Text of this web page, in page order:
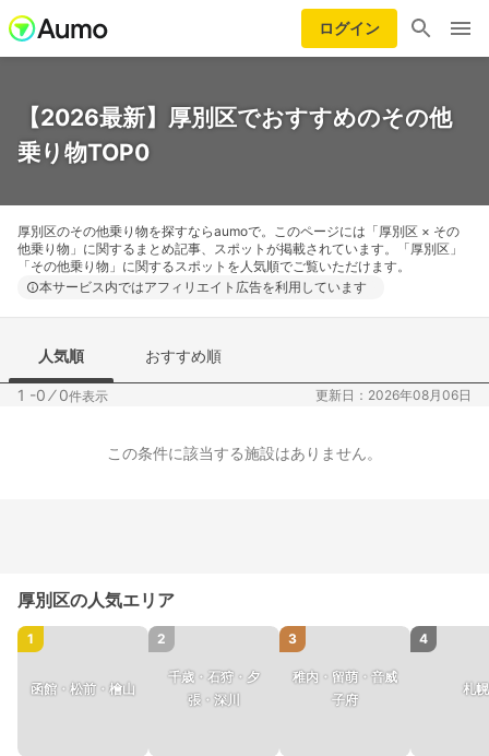
ログイン
【2026最新】厚別区でおすすめのその他
乗り物TOP0
厚別区のその他乗り物を探すならaumoで。このページには「厚別区 × その
他乗り物」に関するまとめ記事、スポットが掲載されています。「厚別区」
「その他乗り物」に関するスポットを人気順でご覧いただけます。
本サービス内ではアフィリエイト広告を利用しています
人気順 おすすめ順
1 -0 ⁄0件表示 更新日：2026年08月06日
この条件に該当する施設はありません。
厚別区の人気エリア
1
函館・松前・檜山
2
千歳・石狩・夕
張・深川
3
稚内・留萌・音威
子府
4
札幌